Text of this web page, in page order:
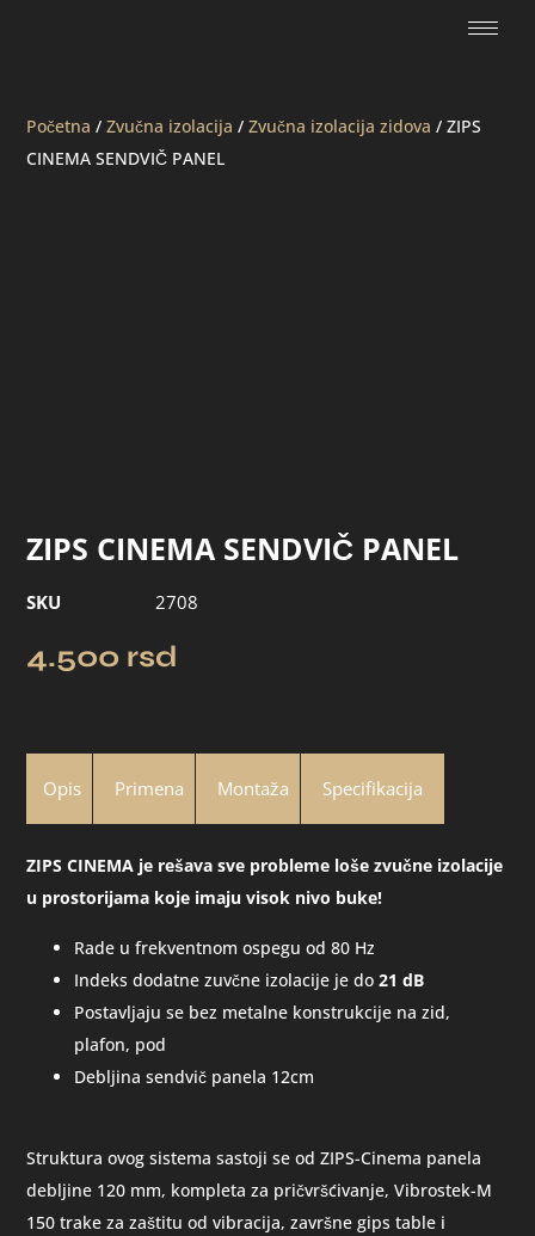
Početna /Zvučna izolacija /Zvučna izolacija zidova / ZIPS
CINEMA SENDVIČ PANEL
ZIPS CINEMA SENDVIČ PANEL
SKU 2708
4.500 rsd
Opis Primena Montaža Specifikacija
ZIPS CINEMA je rešava sve probleme loše zvučne izolacije
u prostorijama koje imaju visok nivo buke!
Rade u frekventnom ospegu od 80 Hz
Indeks dodatne zuvčne izolacije je do21 dB
Postavljaju se bez metalne konstrukcije na zid,
plafon, pod
Debljina sendvič panela 12cm
Struktura ovog sistema sastoji se od ZIPS-Cinema panela
debljine 120 mm, kompleta za pričvršćivanje, Vibrostek-M
150 trake za zaštitu od vibracija, završne gips table i